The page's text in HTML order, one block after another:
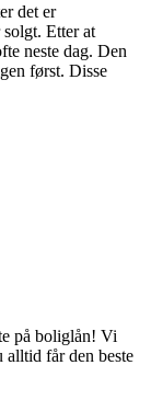
det er
Etter at
neste dag. Den
først. Disse
på boliglån! Vi
alltid får den beste